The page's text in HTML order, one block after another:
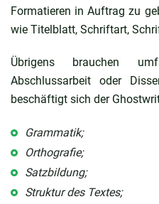
Formatieren in Auftrag zu
wie Titelblatt, Schriftart,
Übrigens brauchen
Abschlussarbeit oder
beschäftigt sich der
Grammatik;
Orthografie;
Satzbildung;
Struktur des Textes;